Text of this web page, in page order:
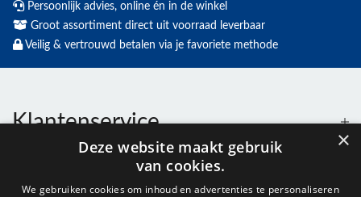
Persoonlijk advies, online én in de winkel
Groot assortiment direct uit voorraad leverbaar
Veilig & vertrouwd betalen via je favoriete methode
Klantenservice
×
Deze website maakt gebruik
van cookies.
We gebruiken cookies om inhoud en advertenties te personaliseren